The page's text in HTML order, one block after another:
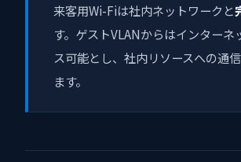
来客用Wi-Fiは社内ネットワークと
す。ゲストVLANからはインターネ
ス可能とし、社内リソースへの通
ます。